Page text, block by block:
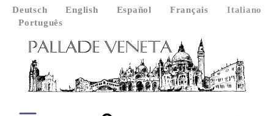
Deutsch English Español Français
Italiano
Português